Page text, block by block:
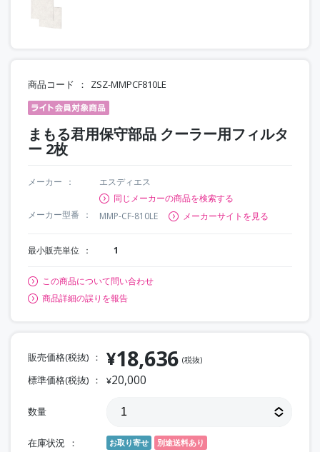
商品コード ZSZ-MMPCF810LE
まもる君用保守部品 クーラー用フィルタ
ー 2枚
メーカー
エスディエス
同じメーカーの商品を検索する
メーカー型番
MMP-CF-810LE メーカーサイトを見る
最小販売単位 1
この商品について問い合わせ
商品詳細の誤りを報告
販売価格(税抜) ¥18,636 (税抜)
標準価格(税抜) ¥20,000
数量
在庫状況 お取り寄せ 別途送料あり